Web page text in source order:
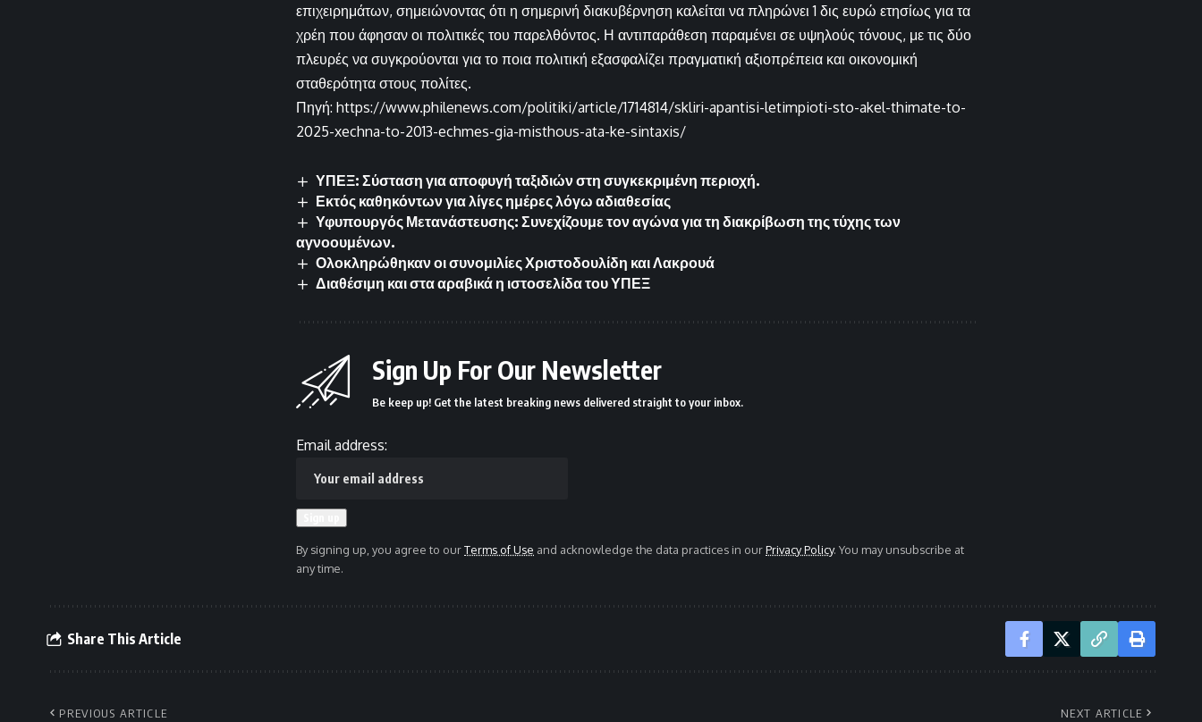
επιχειρημάτων, σημειώνοντας ότι η σημερινή διακυβέρνηση καλείται να πληρώνει 1 δις ευρώ ετησίως για τα
χρέη που άφησαν οι πολιτικές του παρελθόντος. Η αντιπαράθεση παραμένει σε υψηλούς τόνους, με τις δύο
πλευρές να συγκρούονται για το ποια πολιτική εξασφαλίζει πραγματική αξιοπρέπεια και οικονομική
σταθερότητα στους πολίτες.
Πηγή: https://www.philenews.com/politiki/article/1714814/skliri-apantisi-letimpioti-sto-akel-thimate-to-
2025-xechna-to-2013-echmes-gia-misthous-ata-ke-sintaxis/
ΥΠΕΞ: Σύσταση για αποφυγή ταξιδιών στη συγκεκριμένη περιοχή.
Εκτός καθηκόντων για λίγες ημέρες λόγω αδιαθεσίας
Υφυπουργός Μετανάστευσης: Συνεχίζουμε τον αγώνα για τη διακρίβωση της τύχης των
αγνοουμένων.
Ολοκληρώθηκαν οι συνομιλίες Χριστοδουλίδη και Λακρουά
Διαθέσιμη και στα αραβικά η ιστοσελίδα του ΥΠΕΞ
Sign Up For Our Newsletter
Be keep up! Get the latest breaking news delivered straight to your inbox.
Email address:
By signing up, you agree to ourTerms of Use and acknowledge the data practices in ourPrivacy Policy. You may unsubscribe at
any time.
Share This Article
PREVIOUS ARTICLE NEXT ARTICLE